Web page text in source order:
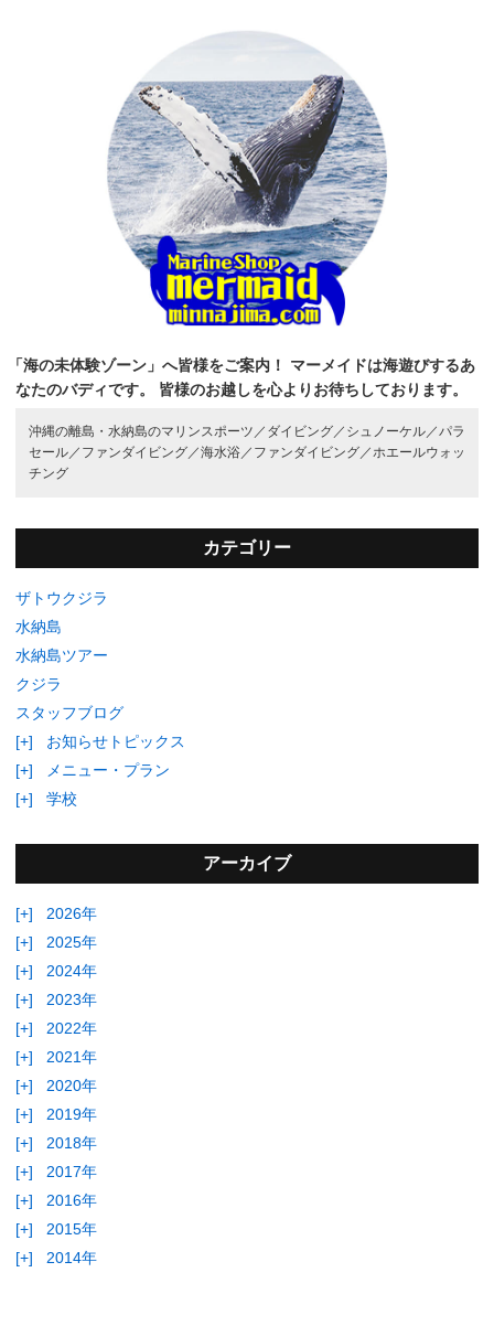
「海の未体験ゾーン」へ皆様をご案内！
マーメイドは海遊びするあ
なたのバディです。
皆様のお越しを心よりお待ちしております。
沖縄の離島・水納島のマリンスポーツ／ ダイビング／ シュノーケル／パラ
セール／ ファンダイビング／海水浴／ ファンダイビング／ホエールウォッ
チング
カテゴリー
ザトウクジラ
水納島
水納島ツアー
クジラ
スタッフブログ
[+]
お知らせトピックス
[+]
メニュー・プラン
[+]
学校
アーカイブ
[+]
2026年
[+]
2025年
[+]
2024年
[+]
2023年
[+]
2022年
[+]
2021年
[+]
2020年
[+]
2019年
[+]
2018年
[+]
2017年
[+]
2016年
[+]
2015年
[+]
2014年